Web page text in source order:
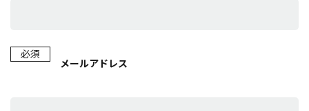
必須
メールアドレス